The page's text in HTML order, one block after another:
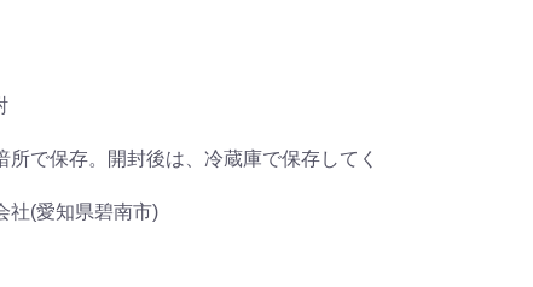
で保存。開封後は、冷蔵庫で保存してく
社(愛知県碧南市)